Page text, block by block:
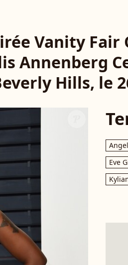
Vanity Fair
Annenberg
Hills, le
Eve